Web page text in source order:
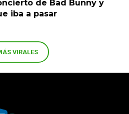
de Bad Bunny y
iba a pasar
VIRALES